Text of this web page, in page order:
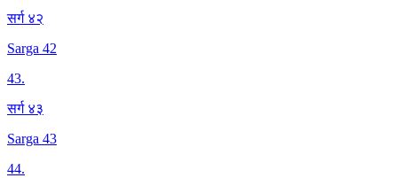
सर्ग ४२
Sarga 42
43.
सर्ग ४३
Sarga 43
44.